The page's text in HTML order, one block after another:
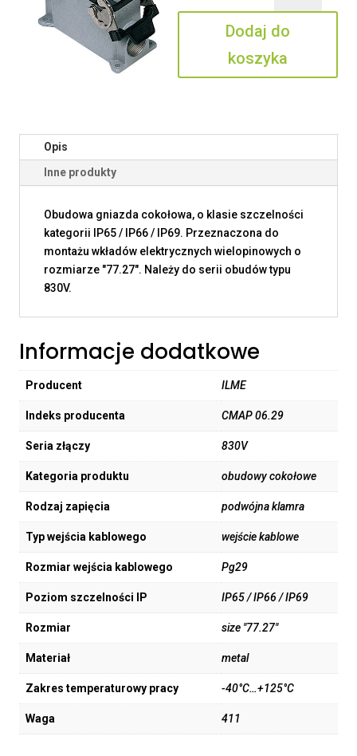
06.29
Dodaj do
koszyka
Opis
Inne produkty
Obudowa gniazda cokołowa, o klasie szczelności
kategorii IP65 / IP66 / IP69. Przeznaczona do
montażu wkładów elektrycznych wielopinowych o
rozmiarze "77.27". Należy do serii obudów typu
830V.
Informacje dodatkowe
Producent ILME
Indeks producenta CMAP 06.29
Seria złączy 830V
Kategoria produktu obudowy cokołowe
Rodzaj zapięcia podwójna klamra
Typ wejścia kablowego wejście kablowe
Rozmiar wejścia kablowego Pg29
Poziom szczelności IP IP65 / IP66 / IP69
Rozmiar size "77.27"
Materiał metal
Zakres temperaturowy pracy -40°C…+125°C
Waga 411